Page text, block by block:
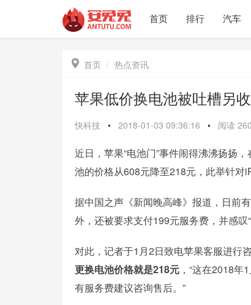
首页 排行 汽车
 首页 热点资讯
苹果低价换电池被吐槽另
快科技 • 2018-01-03 09:36:16 • 阅读
近日，苹果“电池门”事件闹得沸沸扬扬
池的价格从608元降至218元，此举针对
据中国之声《新闻晚高峰》报道，日前
外，还被要求支付199元服务费，并感叹
对此，记者于1月2日致电苹果客服进行
更换电池价格就是218元 ，“这在2018
有服务费建议咨询售后。”